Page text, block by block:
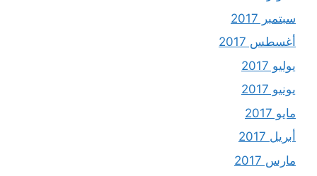
سبتمبر 2017
أغسطس 2017
يوليو 2017
يونيو 2017
مايو 2017
أبريل 2017
مارس 2017